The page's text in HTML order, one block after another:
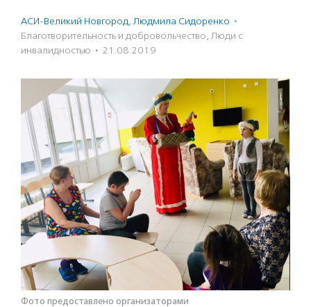
АСИ-Великий Новгород, Людмила Сидоренко ·
Благотвори­тель­ность и доброволь­чест­во, Люди с
инвалидностью · 21.08.2019
Фото предоставлено организаторами